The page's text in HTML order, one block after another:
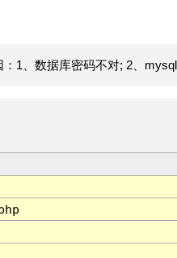
1、数据库密码不对; 2、mysql